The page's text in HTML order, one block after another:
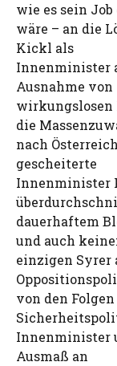
wie es sein Job
wäre – an die
Kickl als
Innenminister
Ausnahme von
wirkungslosen
die
nach
gescheiterte
Innenminister
dauerhaftem
und auch
einzigen Syrer
von den
Innenminister
Ausmaß an